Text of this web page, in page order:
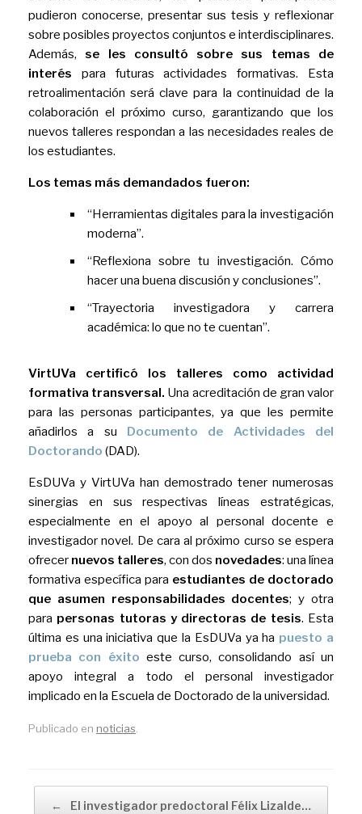
pudieron conocerse, presentar sus tesis y reflexionar
sobre posibles proyectos conjuntos e interdisciplinares.
Además, se les consultó sobre sus temas de
interés para futuras actividades formativas. Esta
retroalimentación será clave para la continuidad de la
colaboración el próximo curso, garantizando que los
nuevos talleres respondan a las necesidades reales de
los estudiantes.
Los temas más demandados fueron:
“Herramientas digitales para la investigación
moderna”.
“Reflexiona sobre tu investigación. Cómo
hacer una buena discusión y conclusiones”.
“Trayectoria investigadora y carrera
académica: lo que no te cuentan”.
VirtUVa certificó los talleres como actividad
formativa transversal. Una acreditación de gran valor
para las personas participantes, ya que les permite
añadirlos a su Documento de Actividades del
Doctorando (DAD).
EsDUVa y VirtUVa han demostrado tener numerosas
sinergias en sus respectivas líneas estratégicas,
especialmente en el apoyo al personal docente e
investigador novel. De cara al próximo curso se espera
ofrecer nuevos talleres, con dos novedades: una línea
formativa específica para estudiantes de doctorado
que asumen responsabilidades docentes; y otra
para personas tutoras y directoras de tesis. Esta
última es una iniciativa que la EsDUVa ya ha puesto a
prueba con éxito este curso, consolidando así un
apoyo integral a todo el personal investigador
implicado en la Escuela de Doctorado de la universidad.
Publicado en noticias.
← El investigador predoctoral Félix Lizalde…